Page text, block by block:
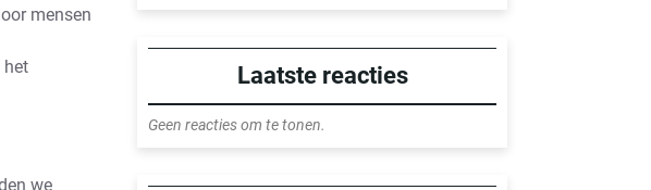
mensen
het
we
Laatste reacties
Geen reacties om te tonen.